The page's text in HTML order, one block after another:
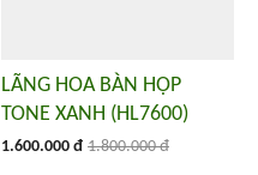
LÃNG HOA BÀN HỌP
TONE XANH (HL7600)
1.600.000 đ 1.800.000 đ